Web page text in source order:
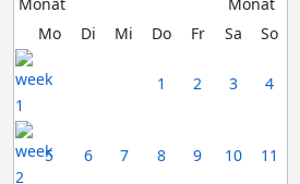
Mo Di Mi Do Fr Sa So
1 2 3 4
5 6 7 8 9 10 11